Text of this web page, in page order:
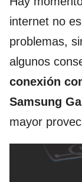
internet no
problemas,
algunos
conexión
Samsung
mayor